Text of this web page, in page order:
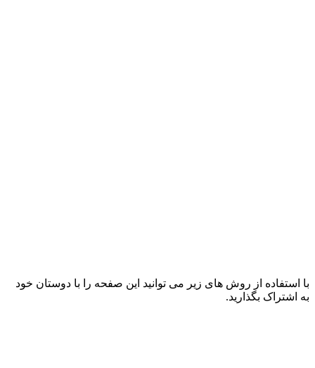
با استفاده از روش های زیر می توانید این صفحه را با دوستان خود
به اشتراک بگذارید.